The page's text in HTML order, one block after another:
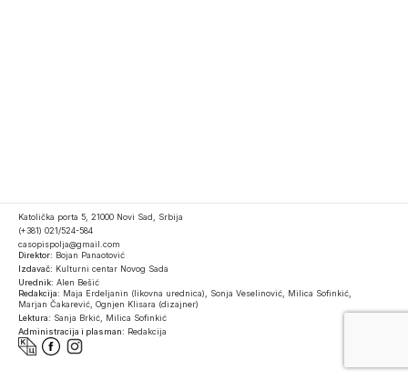
Katolička porta 5, 21000 Novi Sad, Srbija
(+381) 021/524-584
casopispolja@gmail.com
Direktor: Bojan Panaotović
Izdavač: Kulturni centar Novog Sada
Urednik: Alen Bešić
Redakcija: Maja Erdeljanin (likovna urednica), Sonja Veselinović, Milica Sofinkić,
Marjan Čakarević, Ognjen Klisara (dizajner)
Lektura: Sanja Brkić, Milica Sofinkić
Administracija i plasman: Redakcija